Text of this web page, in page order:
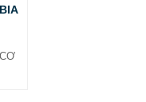
DƯƠNG ĐỒNG